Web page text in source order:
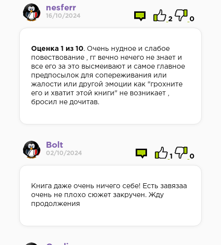
nesferr
16/10/2024
2 0
Оценка 1 из 10. Очень нудное и слабое
повествование , гг вечно нечего не знает и
все его за это высмеивают и самое главное
предпосылок для сопереживания или
жалости или другой эмоции как "грохните
его и хватит этой книги" не возникает ,
бросил не дочитав.
Bolt
02/10/2024
1 0
Книга даже очень ничего себе! Есть завязаа
очень не плохо сюжет закручен. Жду
продолжения